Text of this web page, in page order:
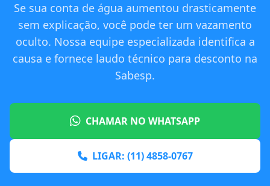
Se sua conta de água aumentou drasticamente
sem explicação, você pode ter um vazamento
oculto. Nossa equipe especializada identifica a
causa e fornece laudo técnico para desconto na
Sabesp.
CHAMAR NO WHATSAPP
LIGAR: (11) 4858-0767